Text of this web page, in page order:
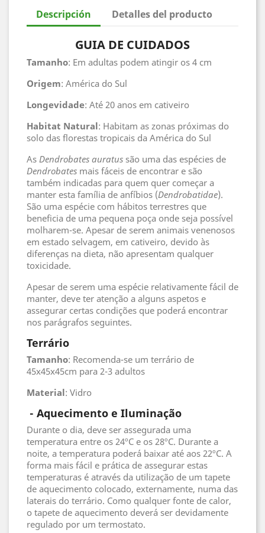
Descripción Detalles del producto
GUIA DE CUIDADOS
Tamanho: Em adultas podem atingir os 4 cm
Origem: América do Sul
Longevidade: Até 20 anos em cativeiro
Habitat Natural: Habitam as zonas próximas do
solo das florestas tropicais da América do Sul
As Dendrobates auratus são uma das espécies de
Dendrobates mais fáceis de encontrar e são
também indicadas para quem quer começar a
manter esta família de anfíbios (Dendrobatidae).
São uma espécie com hábitos terrestres que
beneficia de uma pequena poça onde seja possível
molharem-se. Apesar de serem animais venenosos
em estado selvagem, em cativeiro, devido às
diferenças na dieta, não apresentam qualquer
toxicidade.
Apesar de serem uma espécie relativamente fácil de
manter, deve ter atenção a alguns aspetos e
assegurar certas condições que poderá encontrar
nos parágrafos seguintes.
Terrário
Tamanho: Recomenda-se um terrário de
45x45x45cm para 2-3 adultos
Material: Vidro
- Aquecimento e Iluminação
Durante o dia, deve ser assegurada uma
temperatura entre os 24ºC e os 28ºC. Durante a
noite, a temperatura poderá baixar até aos 22ºC. A
forma mais fácil e prática de assegurar estas
temperaturas é através da utilização de um tapete
de aquecimento colocado, externamente, numa das
laterais do terrário. Como qualquer fonte de calor,
o tapete de aquecimento deverá ser devidamente
regulado por um termostato.